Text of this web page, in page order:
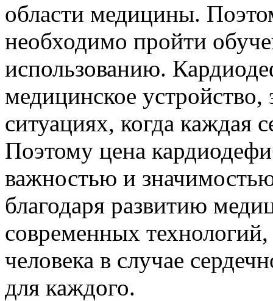
области медицины.
необходимо пройти
использованию.
медицинское устройство,
ситуациях, когда каждая
Поэтому цена
важностью и
благодаря развитию
современных
человека в случае
для каждого.